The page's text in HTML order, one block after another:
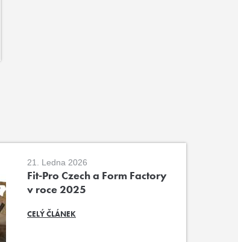
21. Ledna 2026
Fit-Pro Czech a Form Factory
v roce 2025
CELÝ ČLÁNEK